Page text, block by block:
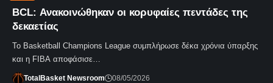
BCL: Ανακοινώθηκαν οι κορυφαίες πεντάδες της
δεκαετίας
Το Basketball Champions League συμπλήρωσε δέκα χρόνια ύπαρξης
και η FIBA αποφάσισε…
TotalBasket Newsroom 08/05/2026